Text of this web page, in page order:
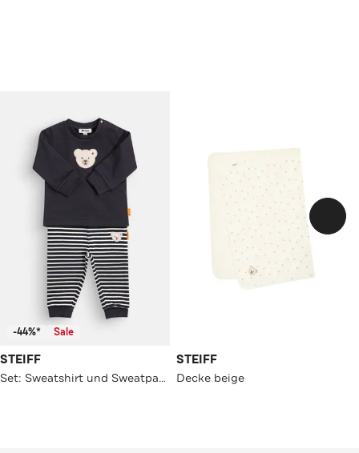
-44%* Sale
STEIFF
Set: Sweatshirt und Sweatpants
STEIFF
Decke beige